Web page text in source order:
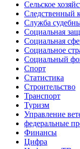
Сельское
Следственный
Служба
Социальная
Социальная
Социальное
Социальный
Спорт
Статистика
Строительство
Транспорт
Туризм
Управление
федеральные
Финансы
Цифра